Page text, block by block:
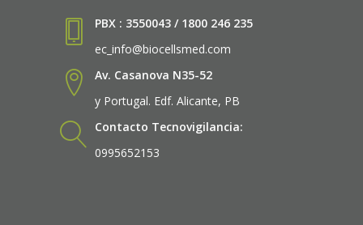
PBX : 3550043 / 1800 246 235
ec_info@biocellsmed.com
Av. Casanova N35-52
y Portugal. Edf. Alicante, PB
Contacto Tecnovigilancia:
0995652153